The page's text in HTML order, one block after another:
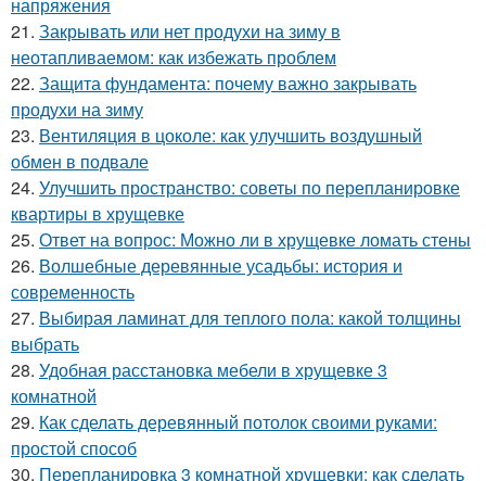
21. Закрывать или нет продухи на зиму в
неотапливаемом: как избежать проблем
22. Защита фундамента: почему важно закрывать
продухи на зиму
23. Вентиляция в цоколе: как улучшить воздушный
обмен в подвале
24. Улучшить пространство: советы по перепланировке
квартиры в хрущевке
25. Ответ на вопрос: Можно ли в хрущевке ломать стены
26. Волшебные деревянные усадьбы: история и
современность
27. Выбирая ламинат для теплого пола: какой толщины
выбрать
28. Удобная расстановка мебели в хрущевке 3
комнатной
29. Как сделать деревянный потолок своими руками:
простой способ
30. Перепланировка 3 комнатной хрущевки: как сделать